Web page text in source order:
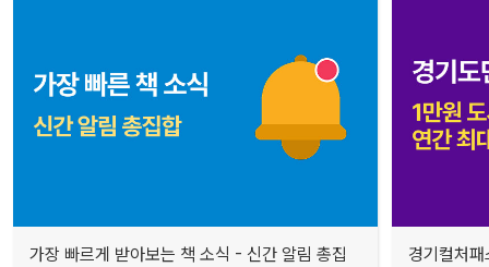
가장 빠르게 받아보는 책 소식 - 신간 알림 총집
경기컬처